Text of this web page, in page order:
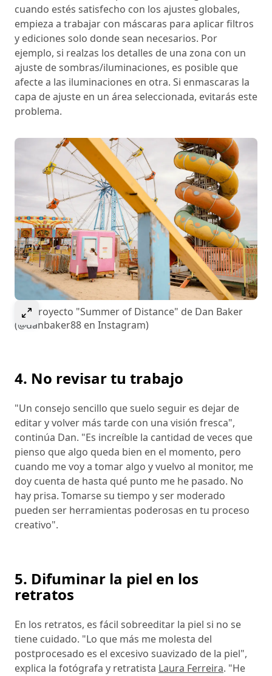
cuando estés satisfecho con los ajustes globales,
empieza a trabajar con máscaras para aplicar filtros
y ediciones solo donde sean necesarios. Por
ejemplo, si realzas los detalles de una zona con un
ajuste de sombras/iluminaciones, es posible que
afecte a las iluminaciones en otra. Si enmascaras la
capa de ajuste en un área seleccionada, evitarás este
problema.
Select to expand image
Del proyecto "Summer of Distance" de Dan Baker
(@danbaker88 en Instagram)
4. No revisar tu trabajo
"Un consejo sencillo que suelo seguir es dejar de
editar y volver más tarde con una visión fresca",
continúa Dan. "Es increíble la cantidad de veces que
pienso que algo queda bien en el momento, pero
cuando me voy a tomar algo y vuelvo al monitor, me
doy cuenta de hasta qué punto me he pasado. No
hay prisa. Tomarse su tiempo y ser moderado
pueden ser herramientas poderosas en tu proceso
creativo".
5. Difuminar la piel en los
retratos
En los retratos, es fácil sobreeditar la piel si no se
tiene cuidado. "Lo que más me molesta del
postprocesado es el excesivo suavizado de la piel",
explica la fotógrafa y retratista Laura Ferreira. "He